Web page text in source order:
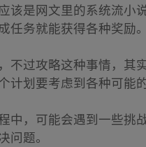
该是网文里的系统流小
任务就能获得各种奖励。
不过攻略这种事情，其
计划要考虑到各种可能的
中，可能会遇到一些挑
问题。